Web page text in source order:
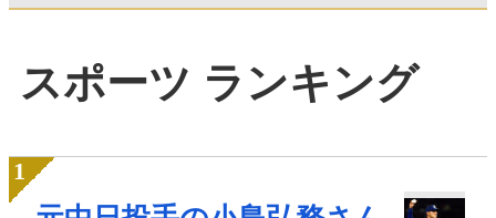
スポーツ ランキング